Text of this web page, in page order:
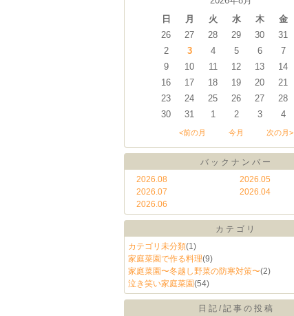
日
月 火 水 木 金
26
27 28 29 30 31
2
3 4 5 6 7
9
10 11 12 13 14
16
17 18 19 20 21
23
24 25 26 27 28
30
31 1 2 3 4
<前の月 今月 次の月>
バックナンバー
2026.08
2026.07
2026.06
2026.05
2026.04
カテゴリ
カテゴリ未分類(1)
家庭菜園で作る料理(9)
家庭菜園〜冬越し野菜の防寒対策〜(2)
泣き笑い家庭菜園(54)
日記/記事の投稿